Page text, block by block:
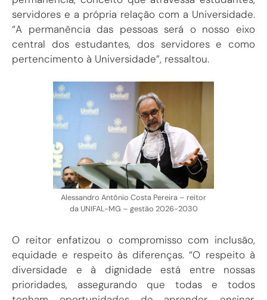
servidores e a própria relação com a Universidade.
“A permanência das pessoas será o nosso eixo
central dos estudantes, dos servidores e como
pertencimento à Universidade”, ressaltou.
Alessandro Antônio Costa Pereira – reitor
da UNIFAL-MG – gestão 2026-2030
O reitor enfatizou o compromisso com inclusão,
equidade e respeito às diferenças. “O respeito à
diversidade e à dignidade está entre nossas
prioridades, assegurando que todas e todos
tenham oportunidades de aprender, ensinar,